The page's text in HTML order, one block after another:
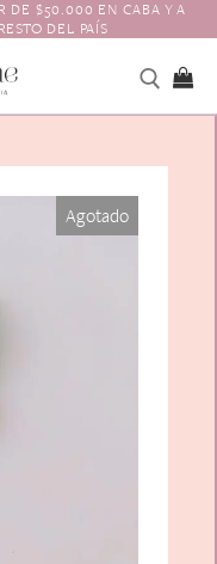
DE $50.000 EN CABA Y A
DEL PAÍS
Agotado